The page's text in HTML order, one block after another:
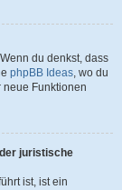
du denkst, dass
phpBB Ideas, wo du
Funktionen
juristische
ist, ist ein